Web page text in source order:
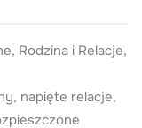
, Rodzina i Relacje,
, napięte relacje,